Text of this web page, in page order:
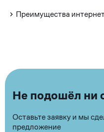
Преимущества
Не подошёл ни
Оставьте заявку и мы
предложение